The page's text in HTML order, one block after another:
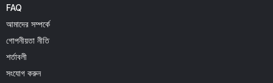
FAQ
আমাদের সম্পর্কে
গোপনীয়তা নীতি
শর্তাবলী
সংযোগ করুন